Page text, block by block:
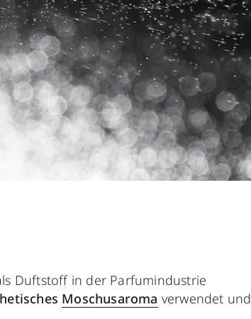
Duftstoff in der Parfumindustrie
Moschusaroma verwendet und